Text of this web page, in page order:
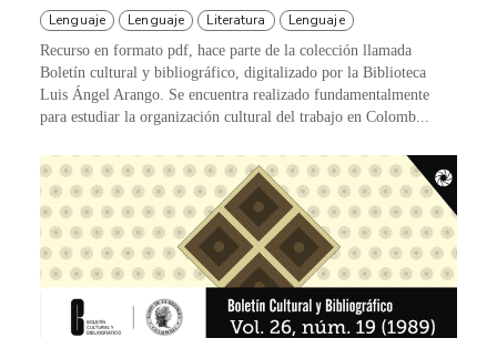
Lenguaje Lenguaje Literatura Lenguaje
Recurso en formato pdf, hace parte de la colección llamada
Boletín cultural y bibliográfico, digitalizado por la Biblioteca
Luis Ángel Arango. Se encuentra realizado fundamentalmente
para estudiar la organización cultural del trabajo en Colomb...